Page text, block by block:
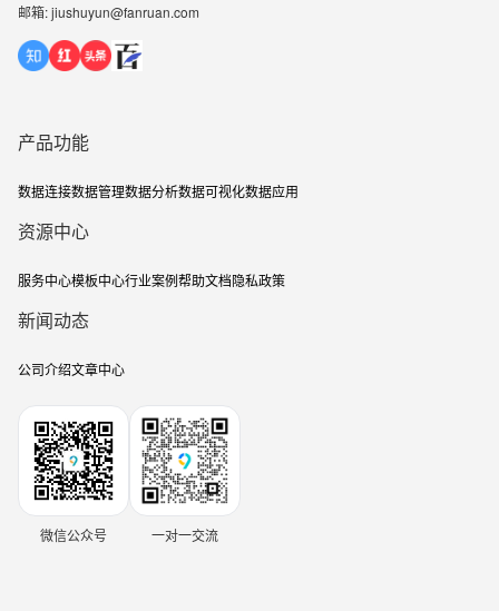
邮箱: jiushuyun@fanruan.com
产品功能
数据连接数据管理数据分析数据可视化数据应用
资源中心
服务中心模板中心行业案例帮助文档隐私政策
新闻动态
公司介绍文章中心
微信公众号 一对一交流